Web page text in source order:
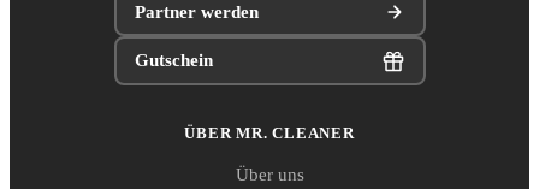
Partner werden
Gutschein
ÜBER MR. CLEANER
Über uns